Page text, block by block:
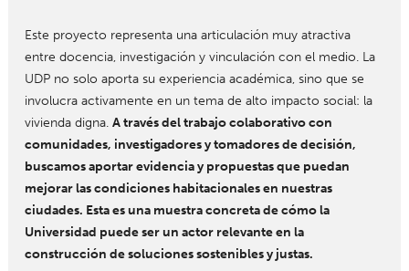
Este proyecto representa una articulación muy atractiva
entre docencia, investigación y vinculación con el medio. La
UDP no solo aporta su experiencia académica, sino que se
involucra activamente en un tema de alto impacto social: la
vivienda digna. A través del trabajo colaborativo con
comunidades, investigadores y tomadores de decisión,
buscamos aportar evidencia y propuestas que puedan
mejorar las condiciones habitacionales en nuestras
ciudades. Esta es una muestra concreta de cómo la
Universidad puede ser un actor relevante en la
construcción de soluciones sostenibles y justas.